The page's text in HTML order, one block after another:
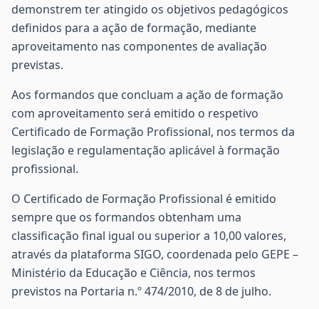
demonstrem ter atingido os objetivos pedagógicos
definidos para a ação de formação, mediante
aproveitamento nas componentes de avaliação
previstas.
Aos formandos que concluam a ação de formação
com aproveitamento será emitido o respetivo
Certificado de Formação Profissional, nos termos da
legislação e regulamentação aplicável à formação
profissional.
O Certificado de Formação Profissional é emitido
sempre que os formandos obtenham uma
classificação final igual ou superior a 10,00 valores,
através da plataforma SIGO, coordenada pelo GEPE –
Ministério da Educação e Ciência, nos termos
previstos na Portaria n.º 474/2010, de 8 de julho.